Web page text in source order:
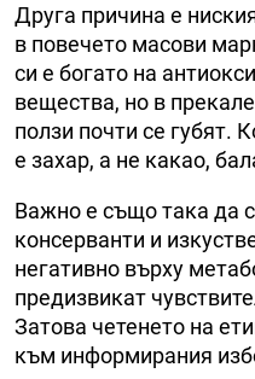
Друга причина е
в повечето масови
си е богато на
вещества, но в
ползи почти се губят.
е захар, а не какао,
Важно е също така да
консерванти и
негативно върху
предизвикат
Затова четенето на
към информирания